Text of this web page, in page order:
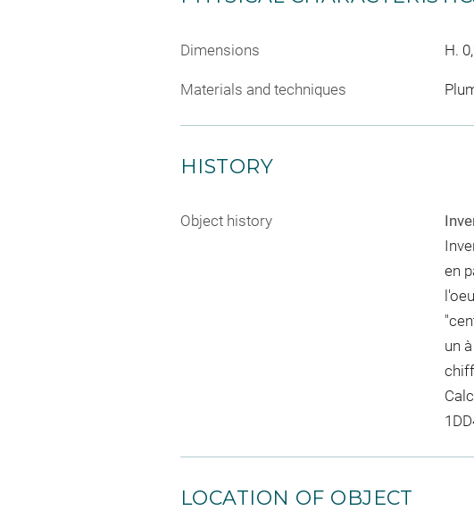
Dimensions H.
Materials and techniques
HISTORY
Object history
en
un
LOCATION OF OBJECT